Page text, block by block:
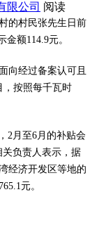
限公司 阅读
的村民张先生日前
额114.9元。
经过备案认可且
，按照每千瓦时
月至6月的补贴会
负责人表示，据
经济开发区等地的
元。